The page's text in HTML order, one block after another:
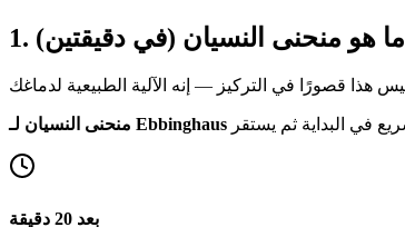
1. ما هو منحنى النسيان (في دقيقتين)
منحنى النسيان لـ Ebbinghaus
بعد 20 دقيقة